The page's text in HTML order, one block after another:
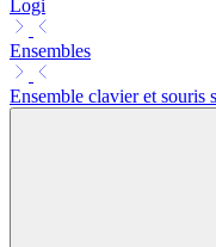
Logi
Ensembles
Ensemble clavier et